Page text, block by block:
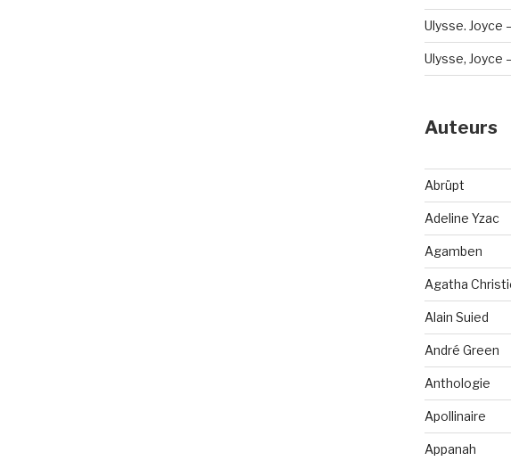
Ulysse. Joyce
Ulysse, Joyce
Auteurs
Abrüpt
Adeline Yzac
Agamben
Agatha
Alain Suied
André Green
Anthologie
Apollinaire
Appanah